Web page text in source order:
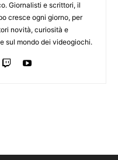
Giornalisti e scrittori, il
cresce ogni giorno, per
novità, curiosità e
sul mondo dei videogiochi.